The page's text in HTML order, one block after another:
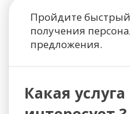
Пройдите
получения
предложения.
Какая услуга